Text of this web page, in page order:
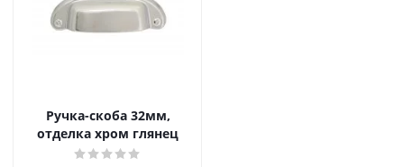
Ручка-скоба 32мм,
отделка хром глянец